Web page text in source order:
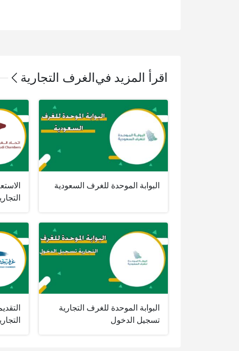
اقرأ المزيد في الغرف التجارية
البوابة الموحدة للغرف السعودية
البوابة الموحدة للغرف التجارية
تسجيل الدخول